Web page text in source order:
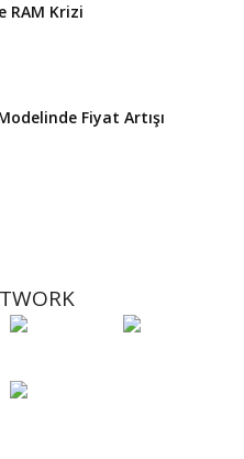
RAM Krizi
Fiyat Artışı